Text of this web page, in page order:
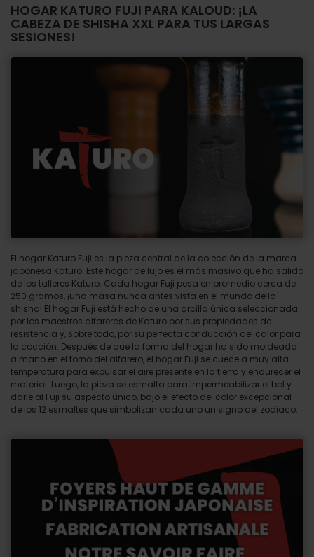
HOGAR KATURO FUJI PARA KALOUD: ¡LA
CABEZA DE SHISHA XXL PARA TUS LARGAS
SESIONES!
El hogar Katuro Fuji es la pieza central de la colección de la marca
japonesa Katuro. Este hogar de lujo es el más masivo que ha salido
de los talleres Katuro. Cada hogar Fuji pesa en promedio cerca de
250 gramos, ¡una masa nunca antes vista en el mundo de la
shisha! El hogar Fuji está hecho de una arcilla única seleccionada
por los maestros alfareros de Katuro por sus propiedades de
resistencia y, sobre todo, por su perfecta conducción del calor para
la cocción. Después de que la forma del hogar ha sido moldeada
a mano en el torno del alfarero, el hogar Fuji se cuece a muy alta
temperatura para expulsar el aire presente en la tierra y endurecer el
material. Luego, la pieza se esmalta para impermeabilizar el bol y
darle al Fuji su aspecto único, bajo el efecto del color excepcional
de los 12 esmaltes que simbolizan cada uno un signo del zodiaco.